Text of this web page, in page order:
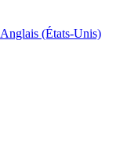
Anglais (États-Unis)